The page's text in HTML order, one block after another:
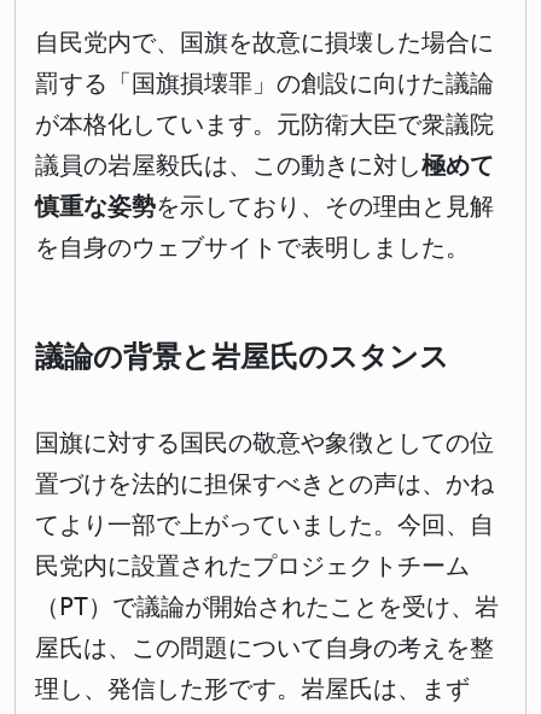
自民党内で、国旗を故意に損壊した場合に
罰する「国旗損壊罪」の創設に向けた議論
が本格化しています。元防衛大臣で衆議院
議員の岩屋毅氏は、この動きに対し極めて
慎重な姿勢を示しており、その理由と見解
を自身のウェブサイトで表明しました。
議論の背景と岩屋氏のスタンス
国旗に対する国民の敬意や象徴としての位
置づけを法的に担保すべきとの声は、かね
てより一部で上がっていました。今回、自
民党内に設置されたプロジェクトチーム
（PT）で議論が開始されたことを受け、岩
屋氏は、この問題について自身の考えを整
理し、発信した形です。岩屋氏は、まず